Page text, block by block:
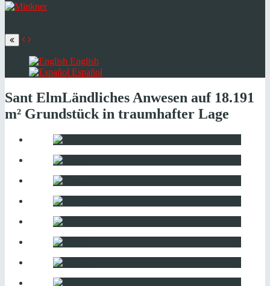
language
English
Español
Sant ElmLändliches Anwesen auf 18.191
m² Grundstück in traumhafter Lage